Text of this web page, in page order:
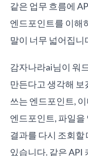
같은 업무 흐름에
엔드포인트를 이해
말이 너무 넓어집니
감자나라ai님이 워
만든다고 생각해 보
쓰는 엔드포인트,
엔드포인트, 파일을
결과를 다시 조회할
있습니다. 같은 API